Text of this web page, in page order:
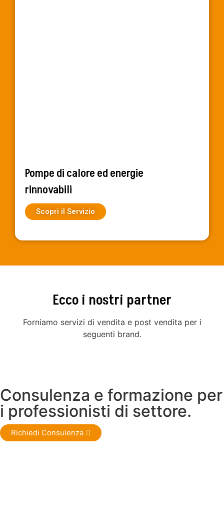
Pompe di calore ed energie
rinnovabili
Scopri il Servizio
Ecco i nostri partner
Forniamo servizi di vendita e post vendita per i
seguenti brand.
Consulenza e formazione per
i professionisti di settore.
Richiedi Consulenza